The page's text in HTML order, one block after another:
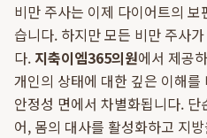
비만 주사는 이제 다이어트의
습니다. 하지만 모든 비만 주사
다. 지축이엠365의원에서 제공
개인의 상태에 대한 깊은 이해
안정성 면에서 차별화됩니다.
어, 몸의 대사를 활성화하고 지